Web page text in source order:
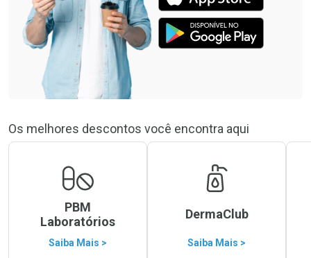
Os melhores descontos você encontra aqui
PBM
Laboratórios
Saiba Mais >
DermaClub
Saiba Mais >